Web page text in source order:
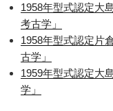
1958年型式認定大
考古学」
1958年型式認定片
古学」
1959年型式認定大
学」